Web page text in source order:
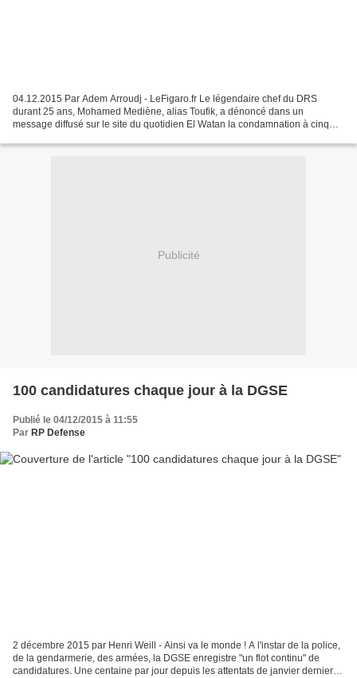
04.12.2015 Par Adem Arroudj - LeFigaro.fr Le légendaire chef du DRS
durant 25 ans, Mohamed Mediène, alias Toufik, a dénoncé dans un
message diffusé sur le site du quotidien El Watan la condamnation à cinq
Publicité
100 candidatures chaque jour à la DGSE
Publié le 04/12/2015 à 11:55
Par RP Defense
2 décembre 2015 par Henri Weill - Ainsi va le monde ! A l'instar de la police,
de la gendarmerie, des armées, la DGSE enregistre "un flot continu" de
candidatures. Une centaine par jour depuis les attentats de janvier dernier